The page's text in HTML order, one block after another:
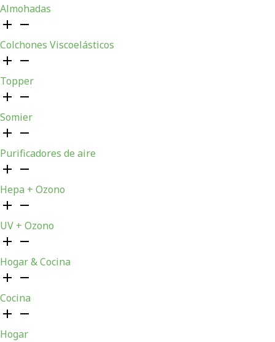
Almohadas
Colchones Viscoelásticos
Topper
Somier
Purificadores de aire
Hepa + Ozono
UV + Ozono
Hogar & Cocina
Cocina
Hogar